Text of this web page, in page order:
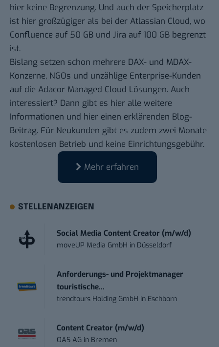
hier keine Begrenzung. Und auch der Speicherplatz
ist hier großzügiger als bei der Atlassian Cloud, wo
Confluence auf 50 GB und Jira auf 100 GB begrenzt
ist.
Bislang setzen schon mehrere DAX- und MDAX-
Konzerne, NGOs und unzählige Enterprise-Kunden
auf die Adacor Managed Cloud Lösungen. Auch
interessiert? Dann gibt es hier alle weitere
Informationen und hier einen erklärenden Blog-
Beitrag. Für Neukunden gibt es zudem zwei Monate
kostenlosen Betrieb und keine Einrichtungsgebühr.
Mehr erfahren
STELLENANZEIGEN
Social Media Content Creator (m/w/d)
moveUP Media GmbH in Düsseldorf
Anforderungs- und Projektmanager
touristische...
trendtours Holding GmbH in Eschborn
Content Creator (m/w/d)
OAS AG in Bremen